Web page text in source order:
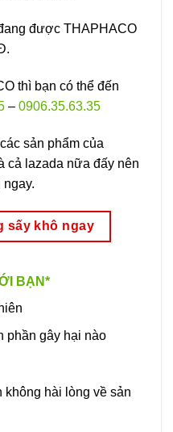
được THAPHACO
thì bạn có thể đến
– 0906.35.63.35
sản phẩm của
cả lazada nữa đấy nên
sấy khô ngay
BẠN*
phần gây hại nào
không hài lòng về sản